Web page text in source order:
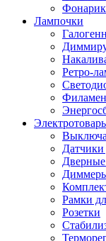
Лампочки
Ретро-
Рамки
Розетки